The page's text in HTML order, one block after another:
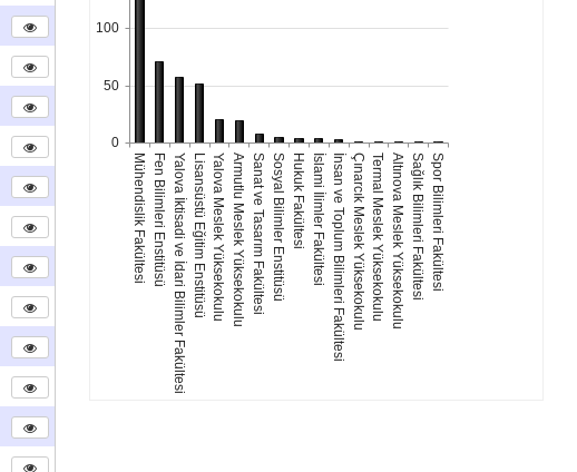
Mühendislik FakültesiFen Bilimleri EnstitüsüYalova İktisadi ve İdari Bilimler FakültesiLisansüstü Eğitim EnstitüsüYalova Meslek YüksekokuluArmutlu Meslek YüksekokuluSanat ve Tasarım FakültesiSosyal Bilimler EnstitüsüHukuk Fakültesiİslami İlimler Fakültesiİnsan ve Toplum Bilimleri FakültesiÇınarcık Meslek YüksekokuluTermal Meslek YüksekokuluAltınova Meslek YüksekokuluSağlık Bilimleri FakültesiSpor Bilimleri Fakültesi
0
50
100